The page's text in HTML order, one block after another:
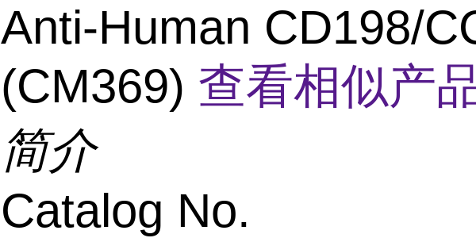
Anti-Human CD198/
(CM369) 查看相似产
简介
Catalog No.